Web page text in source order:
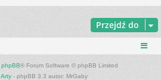
Przejdź do
phpBB® Forum Software © phpBB Limited
Arty - phpBB 3.3 autor: MrGaby